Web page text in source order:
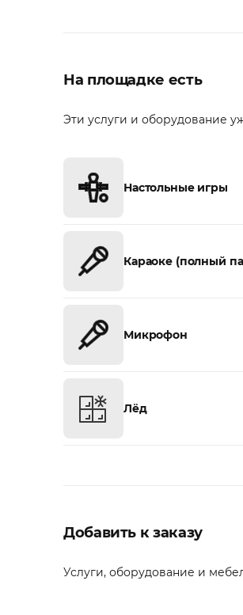
На площадке есть
Эти услуги и оборудование
Настольные игры
Караоке (полный
Микрофон
Лёд
Добавить к заказу
Услуги, оборудование и